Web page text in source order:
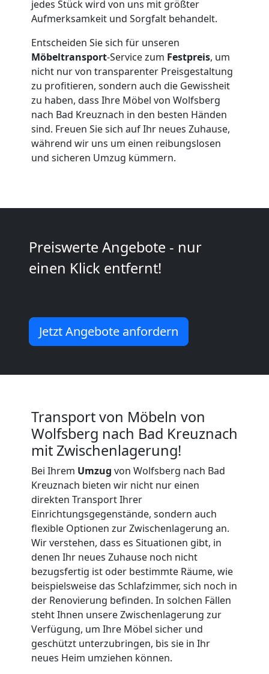
jedes Stück wird von uns mit größter
Aufmerksamkeit und Sorgfalt behandelt.
Entscheiden Sie sich für unseren
Möbeltransport-Service zum Festpreis, um
nicht nur von transparenter Preisgestaltung
zu profitieren, sondern auch die Gewissheit
zu haben, dass Ihre Möbel von Wolfsberg
nach Bad Kreuznach in den besten Händen
sind. Freuen Sie sich auf Ihr neues Zuhause,
während wir uns um einen reibungslosen
und sicheren Umzug kümmern.
Preiswerte Angebote - nur
einen Klick entfernt!
Jetzt Angebote anfordern
Transport von Möbeln von
Wolfsberg nach Bad Kreuznach
mit Zwischenlagerung!
Bei Ihrem Umzug von Wolfsberg nach Bad
Kreuznach bieten wir nicht nur einen
direkten Transport Ihrer
Einrichtungsgegenstände, sondern auch
flexible Optionen zur Zwischenlagerung an.
Wir verstehen, dass es Situationen gibt, in
denen Ihr neues Zuhause noch nicht
bezugsfertig ist oder bestimmte Räume, wie
beispielsweise das Schlafzimmer, sich noch in
der Renovierung befinden. In solchen Fällen
steht Ihnen unsere Zwischenlagerung zur
Verfügung, um Ihre Möbel sicher und
geschützt unterzubringen, bis sie in Ihr
neues Heim umziehen können.
Umzüge
Wolfsberg
Vereinsumzug
Wolfsberg
National
International
Beiladung
National
Beiladung
International
Internationaler
Umzug
Nationaler
Umzug